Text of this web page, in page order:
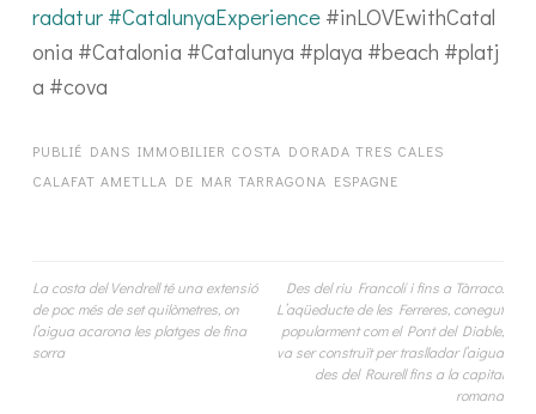
radatur #CatalunyaExperience #inLOVEwithCatal
onia #Catalonia #Catalunya #playa #beach #platj
a #cova
PUBLIÉ DANS IMMOBILIER COSTA DORADA TRES CALES
CALAFAT AMETLLA DE MAR TARRAGONA ESPAGNE
Navigation
de
l’article
La costa del Vendrell té una extensió
de poc més de set quilòmetres, on
l’aigua acarona les platges de fina
sorra
Des del riu Francolí i fins a Tàrraco.
L’aqüeducte de les Ferreres, conegut
popularment com el Pont del Diable,
va ser construït per traslladar l’aigua
des del Rourell fins a la capital
romana